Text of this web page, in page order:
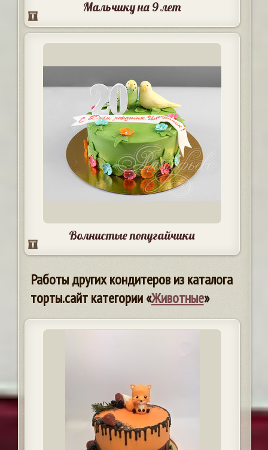
Мальчику на 9 лет
Волнистые попугайчики
Работы других кондитеров из каталога
торты.сайт категории «Животные»